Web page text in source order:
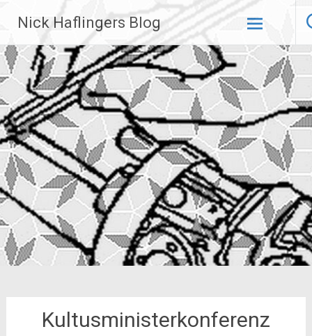
Inhalt
springen
Nick Haflingers Blog
Kultusministerkonferenz